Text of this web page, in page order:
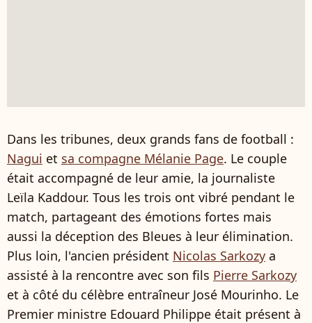
Dans les tribunes, deux grands fans de football :
Nagui et sa compagne Mélanie Page. Le couple
était accompagné de leur amie, la journaliste
Leïla Kaddour. Tous les trois ont vibré pendant le
match, partageant des émotions fortes mais
aussi la déception des Bleues à leur élimination.
Plus loin, l'ancien président Nicolas Sarkozy a
assisté à la rencontre avec son fils Pierre Sarkozy
et à côté du célèbre entraîneur José Mourinho. Le
Premier ministre Edouard Philippe était présent à